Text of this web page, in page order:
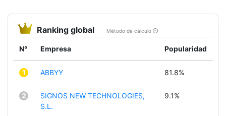
Ranking global Método de cálculo
N° Empresa Popularidad
1 ABBYY 81.8%
2
SIGNOS NEW TECHNOLOGIES,
S.L.
9.1%